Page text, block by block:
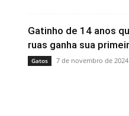
Gatinho de 14 anos
ruas ganha sua
Gatos 7 de novembro de 2024